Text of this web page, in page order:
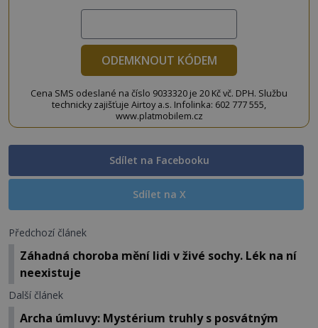
ODEMKNOUT KÓDEM
Cena SMS odeslané na číslo 9033320 je 20 Kč vč. DPH. Službu
technicky zajišťuje Airtoy a.s. Infolinka: 602 777 555,
www.platmobilem.cz
Sdílet na Facebooku
Sdílet na X
Předchozí článek
Záhadná choroba mění lidi v živé sochy. Lék na ní
neexistuje
Další článek
Archa úmluvy: Mystérium truhly s posvátným